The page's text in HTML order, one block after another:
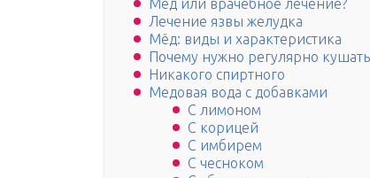
Мед или врачебное лечение?
Лечение язвы желудка
Мёд: виды и характеристика
Почему нужно регулярно
Никакого спиртного
Медовая вода с добавками
С лимоном
С корицей
С имбирем
С чесноком